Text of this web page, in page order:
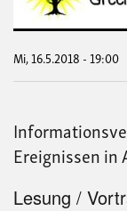
Mi, 16.5.2018 - 19:00
Ereignissen in
Lesung /